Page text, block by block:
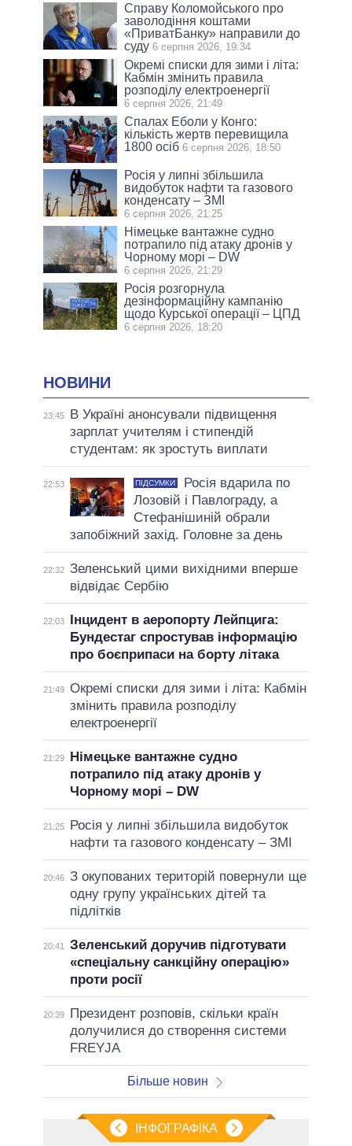
Справу Коломойського про
заволодіння коштами
«ПриватБанку» направили до
суду 6 серпня 2026, 19:34
Окремі списки для зими і літа:
Кабмін змінить правила
розподілу електроенергії
6 серпня 2026, 21:49
Спалах Еболи у Конго:
кількість жертв перевищила
1800 осіб 6 серпня 2026, 18:50
Росія у липні збільшила
видобуток нафти та газового
конденсату – ЗМІ
6 серпня 2026, 21:25
Німецьке вантажне судно
потрапило під атаку дронів у
Чорному морі – DW
6 серпня 2026, 21:29
Росія розгорнула
дезінформаційну кампанію
щодо Курської операції – ЦПД
6 серпня 2026, 18:20
НОВИНИ
23:45
В Україні анонсували підвищення
зарплат учителям і стипендій
студентам: як зростуть виплати
22:53 ПІДСУМКИ
Росія вдарила по
Лозовій і Павлограду, а
Стефанішиній обрали
запобіжний захід. Головне за день
22:32 Зеленський цими вихідними вперше
відвідає Сербію
22:03
Інцидент в аеропорту Лейпцига:
Бундестаг спростував інформацію
про боєприпаси на борту літака
21:49 Окремі списки для зими і літа: Кабмін
змінить правила розподілу
електроенергії
21:29
Німецьке вантажне судно
потрапило під атаку дронів у
Чорному морі – DW
21:25
Росія у липні збільшила видобуток
нафти та газового конденсату – ЗМІ
20:46 З окупованих територій повернули ще
одну групу українських дітей та
підлітків
20:41
Зеленський доручив підготувати
«спеціальну санкційну операцію»
проти росії
20:39
Президент розповів, скільки країн
долучилися до створення системи
FREYJA
Більше новин
ІНФОГРАФІКА